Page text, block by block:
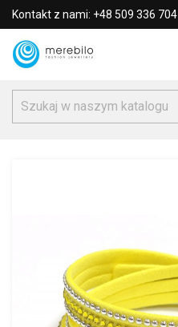
Kontakt z nami: +48 509 336 704